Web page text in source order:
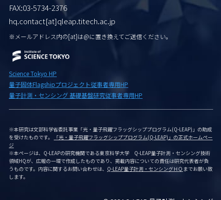
FAX:03-5734-2376
hq.contact[at]qleap.titech.ac.jp
※メールアドレス内の[at]は@に置き換えてご送信ください。
Science Tokyo HP
量子固体Flagshipプロジェクト従事者専用HP
量子計測・センシング 基礎基盤研究従事者専用HP
※本研究は文部科学省委託事業「光・量子飛躍フラッグシッププログラム(Q-LEAP)」の助成
を受けたものです。
「光・量子飛躍フラッグシッププログラム(Q-LEAP)」の正式ホームペー
ジ
※本ページは、Q-LEAPの研究機関である東京科学大学 Q-LEAP量子計測・センシング技術
領域HQが、広報の一環で作成したものであり、掲載内容についての責任は研究代表者が負
うものです。内容に関するお問い合わせは、 Q-LEAP量子計測・センシングＨＱ までお願い致
します。